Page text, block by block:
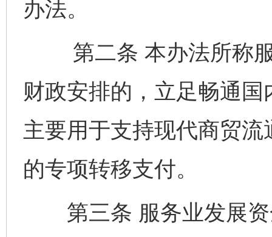
办法。
第二条 本办法所称服
财政安排的，立足畅通
主要用于支持现代商贸
的专项转移支付。
第三条 服务业发展资